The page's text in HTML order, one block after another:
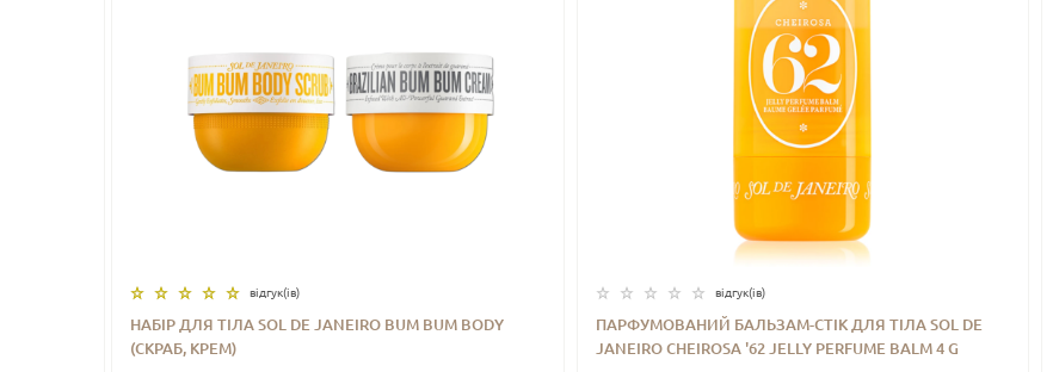
відгук(iв)
НАБІР ДЛЯ ТІЛА SOL DE JANEIRO BUM BUM BODY
(СКРАБ, КРЕМ)
відгук(iв)
ПАРФУМОВАНИЙ БАЛЬЗАМ-СТІК ДЛЯ ТІЛА SOL DE
JANEIRO CHEIROSA '62 JELLY PERFUME BALM 4 G